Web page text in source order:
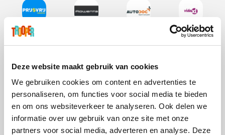
Deze website maakt gebruik van cookies
We gebruiken cookies om content en advertenties te
personaliseren, om functies voor social media te bieden
en om ons websiteverkeer te analyseren. Ook delen we
informatie over uw gebruik van onze site met onze
partners voor social media, adverteren en analyse. Deze
Prijsvrij Vidaxl
Lampenlicht.be De Online Drogist Hotels.com Adidas